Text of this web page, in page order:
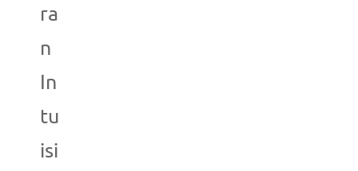
ra
n
In
tu
isi